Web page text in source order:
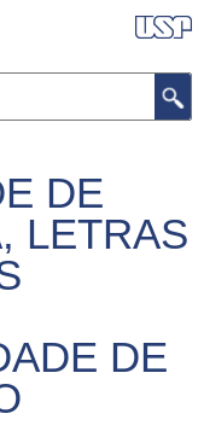
DE
LETRAS
DE